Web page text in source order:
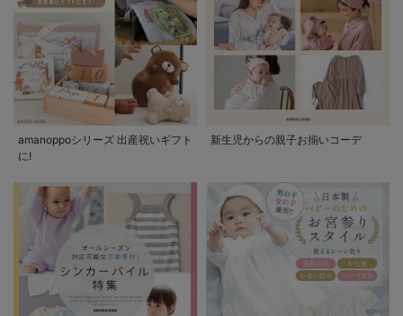
amanoppoシリーズ 出産祝いギフト
に!
新生児からの親子お揃いコーデ